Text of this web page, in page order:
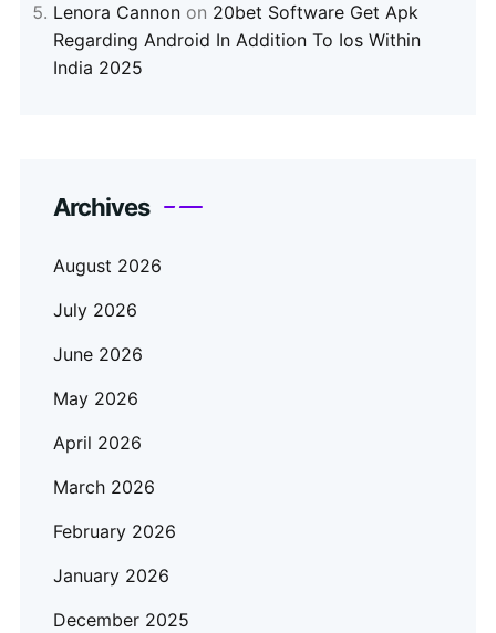
Lenora Cannon on 20bet Software Get Apk
Regarding Android In Addition To Ios Within
India 2025
Archives
August 2026
July 2026
June 2026
May 2026
April 2026
March 2026
February 2026
January 2026
December 2025